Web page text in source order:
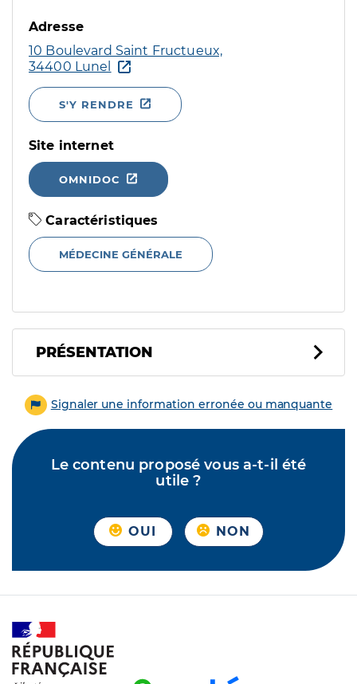
Adresse
10 Boulevard Saint Fructueux,
34400 Lunel
S'Y RENDRE
Site internet
OMNIDOC
Caractéristiques
MÉDECINE GÉNÉRALE
PRÉSENTATION
Signaler une information erronée ou manquante
Le contenu proposé vous a-t-il été
utile ?
OUI NON